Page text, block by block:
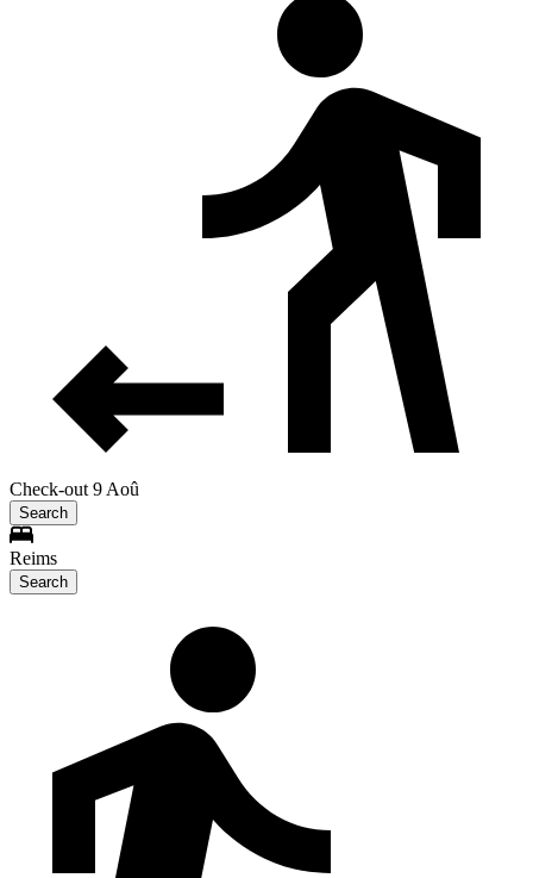
Check-out 9 Aoû
Search
Reims
Search